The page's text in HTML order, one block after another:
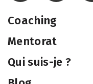
Coaching
Mentorat
Qui suis-je ?